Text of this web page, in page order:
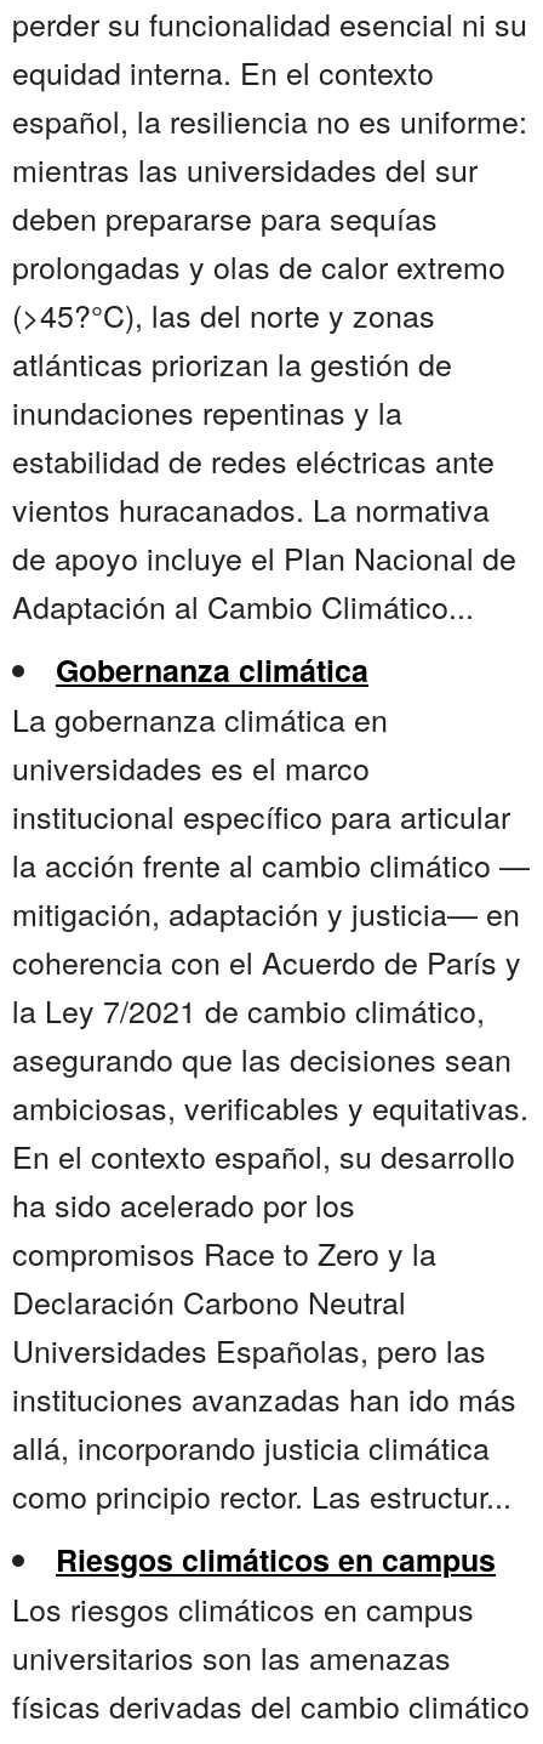
perder su funcionalidad esencial ni su
equidad interna. En el contexto
español, la resiliencia no es uniforme:
mientras las universidades del sur
deben prepararse para sequías
prolongadas y olas de calor extremo
(>45?°C), las del norte y zonas
atlánticas priorizan la gestión de
inundaciones repentinas y la
estabilidad de redes eléctricas ante
vientos huracanados. La normativa
de apoyo incluye el Plan Nacional de
Adaptación al Cambio Climático...
Gobernanza climática
La gobernanza climática en
universidades es el marco
institucional específico para articular
la acción frente al cambio climático —
mitigación, adaptación y justicia— en
coherencia con el Acuerdo de París y
la Ley 7/2021 de cambio climático,
asegurando que las decisiones sean
ambiciosas, verificables y equitativas.
En el contexto español, su desarrollo
ha sido acelerado por los
compromisos Race to Zero y la
Declaración Carbono Neutral
Universidades Españolas, pero las
instituciones avanzadas han ido más
allá, incorporando justicia climática
como principio rector. Las estructur...
Riesgos climáticos en campus
Los riesgos climáticos en campus
universitarios son las amenazas
físicas derivadas del cambio climático